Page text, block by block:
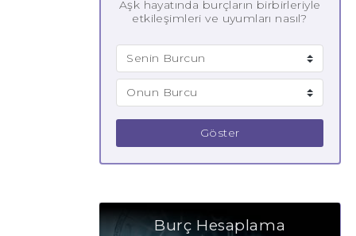
Aşk hayatında burçların birbirleriyle
etkileşimleri ve uyumları nasıl?
Göster
Burç Hesaplama